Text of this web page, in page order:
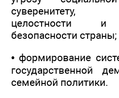
суверенитету,
целостности и
безопасности страны;
• формирование
государственной
семейной политики.